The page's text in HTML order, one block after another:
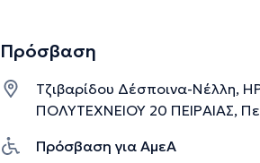
στη λιπομεταφορα, στην
και σε όλες τις αισθητικες μη
Την περιγραφή επιμελείται η ομάδα του
Πρόσβαση
Τζιβαρίδου Δέσποινα-Νέλλη,
ΠΟΛΥΤΕΧΝΕΙΟΥ 20 ΠΕΙΡΑΙΑΣ,
Πρόσβαση για ΑμεΑ